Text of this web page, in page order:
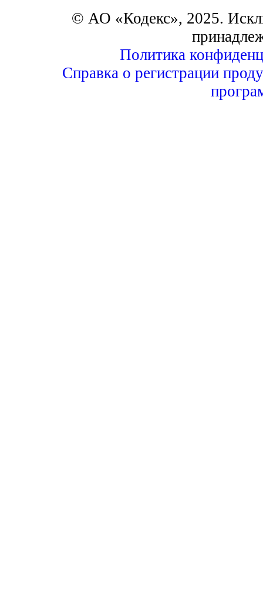
© АО «Кодекс», 2025.
Политика
Справка о регистрации